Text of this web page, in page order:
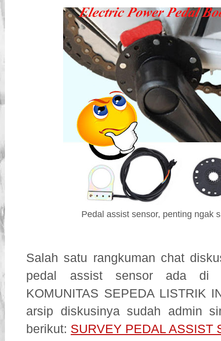
Pedal assist sensor, penting ngak
Salah satu rangkuman chat
pedal assist sensor ada di
KOMUNITAS SEPEDA LISTRIK
arsip diskusinya sudah admin
berikut: SURVEY PEDAL ASSIST